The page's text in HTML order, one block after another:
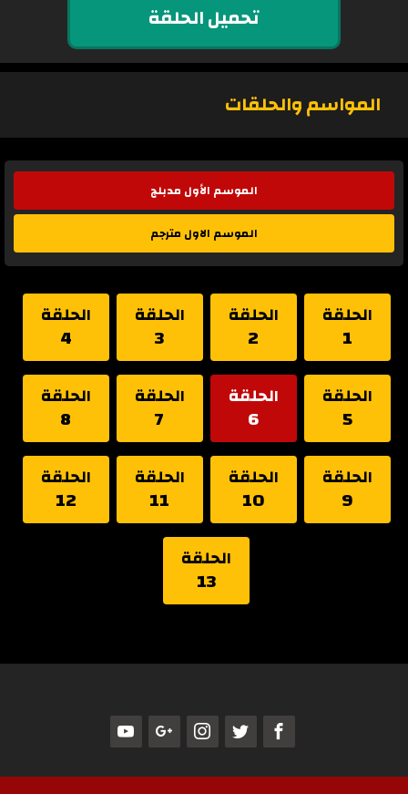
تحميل الحلقة
المواسم والحلقات
الموسم الأول مدبلج
الموسم الاول مترجم
الحلقة
1
الحلقة
2
الحلقة
3
الحلقة
4
الحلقة
5
الحلقة
6
الحلقة
7
الحلقة
8
الحلقة
9
الحلقة
10
الحلقة
11
الحلقة
12
الحلقة
13